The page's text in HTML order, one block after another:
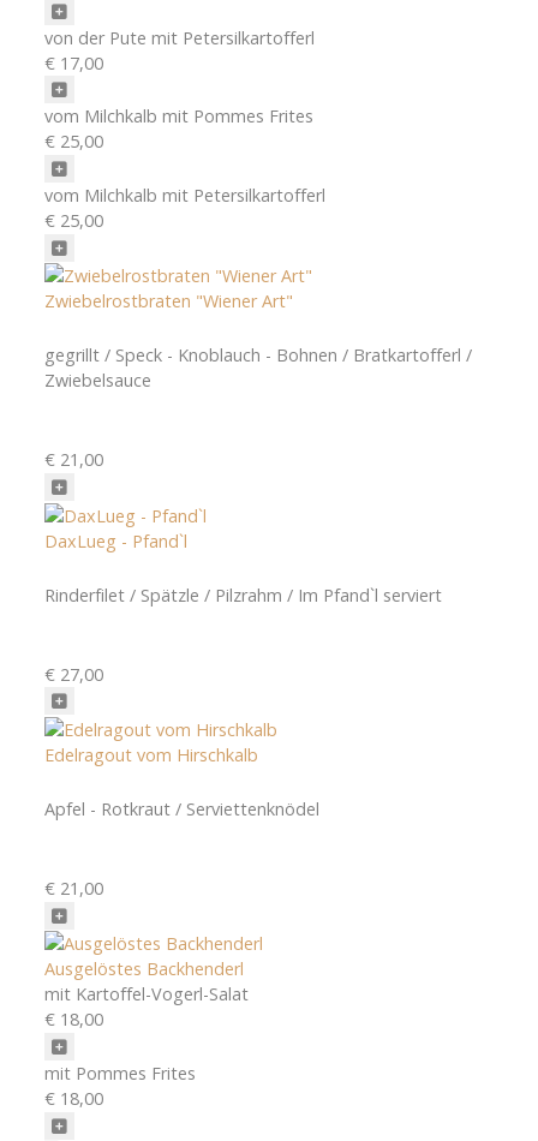
von der Pute mit Petersilkartofferl
€ 17,00
vom Milchkalb mit Pommes Frites
€ 25,00
vom Milchkalb mit Petersilkartofferl
€ 25,00
Zwiebelrostbraten "Wiener Art"
gegrillt / Speck - Knoblauch - Bohnen / Bratkartofferl /
Zwiebelsauce
€ 21,00
DaxLueg - Pfand`l
Rinderfilet / Spätzle / Pilzrahm / Im Pfand`l serviert
€ 27,00
Edelragout vom Hirschkalb
Apfel - Rotkraut / Serviettenknödel
€ 21,00
Ausgelöstes Backhenderl
mit Kartoffel-Vogerl-Salat
€ 18,00
mit Pommes Frites
€ 18,00